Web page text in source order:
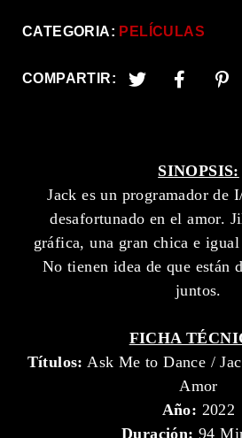
CATEGORIA: PELÍCULAS
COMPARTIR:
SINOPSIS:
Jack es un programador de
desafortunado en el amor.
gráfica, una gran chica e
No tienen idea de que están
juntos.
FICHA
Títulos: Ask Me to Dance /
Amor
Año: 2022
Duración: 94